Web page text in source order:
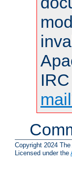
Copyright 2024
Licensed under the